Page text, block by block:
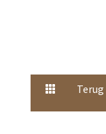
 Terug